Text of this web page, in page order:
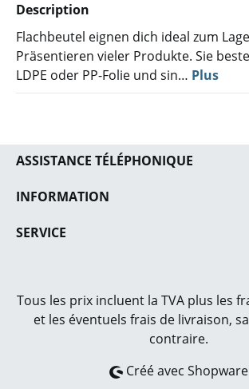
Description
Flachbeutel eignen dich ideal zum
Präsentieren vieler Produkte. Sie
LDPE oder PP-Folie und sin… Plus
ASSISTANCE TÉLÉPHONIQUE
INFORMATION
SERVICE
Tous les prix incluent la TVA plus les
et les éventuels frais de livraison,
contraire.
Créé avec Shopware